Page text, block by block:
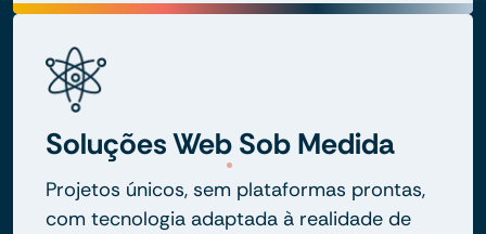
Soluções Web Sob Medida
Projetos únicos, sem plataformas prontas,
com tecnologia adaptada à realidade de